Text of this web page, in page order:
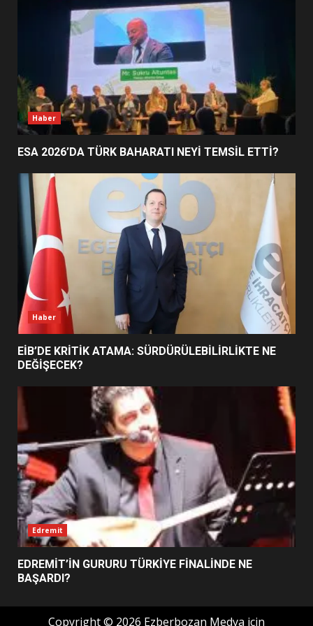
DEĞİŞECEK?
4
EDREMİT’İN GURURU TÜRKİYE
FİNALİNDE NE BAŞARDI?
5
UZATILDI: NE DEĞİŞTİ?
6
BURHANİYE SATRANÇ
TURNUVASI KAYITLARI NEYİ
DEĞİŞTİRİYOR?
BURHANİYE BELEDİYESPOR’DA
YENİ YÖNETİM NASIL
Haber
ESA 2026’DA TÜRK BAHARATI NEYİ TEMSİL ETTİ?
Haber
EİB’DE KRİTİK ATAMA: SÜRDÜRÜLEBİLİRLİKTE NE
DEĞİŞECEK?
Edremit
EDREMİT’İN GURURU TÜRKİYE FİNALİNDE NE
BAŞARDI?
Copyright © 2026 Ezberbozan Medya için